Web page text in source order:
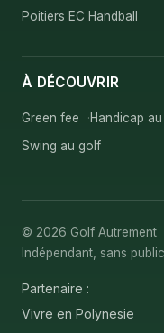
Poitiers EC Handball
À DÉCOUVRIR
Green fee Handicap
Swing au golf
© 2026 Golf Autrement
Indépendant, sans
Partenaire :
Vivre en Polynesie